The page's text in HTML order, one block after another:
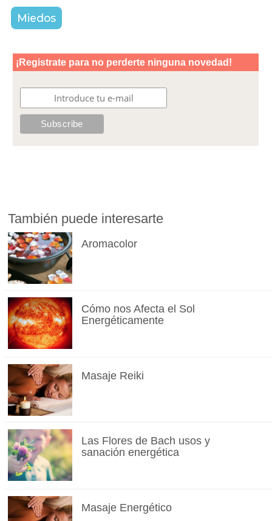
Miedos
También puede interesarte
Aromacolor
Cómo nos Afecta el Sol
Energéticamente
Masaje Reiki
Las Flores de Bach usos y
sanación energética
Masaje Energético